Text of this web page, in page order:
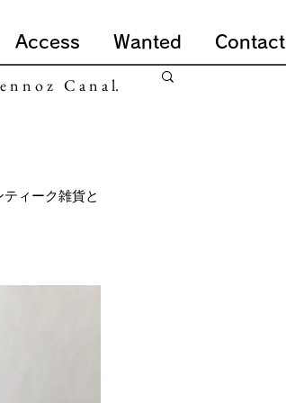
Access Wanted Contact
ィーク雑貨と
n n o z C a n a l.